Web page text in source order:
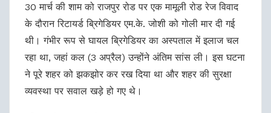
30 मार्च की शाम को राजपुर रोड पर एक मामूली रोड रेज विवाद
के दौरान रिटायर्ड ब्रिगेडियर एम.के. जोशी को गोली मार दी गई
थी। गंभीर रूप से घायल ब्रिगेडियर का अस्पताल में इलाज चल
रहा था, जहां कल (3 अप्रैल) उन्होंने अंतिम सांस ली। इस घटना
ने पूरे शहर को झकझोर कर रख दिया था और शहर की सुरक्षा
व्यवस्था पर सवाल खड़े हो गए थे।